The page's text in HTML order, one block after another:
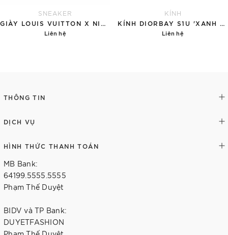
SNEAKER
Liên hệ
KÍNH
Liên hệ
THÔNG TIN
DỊCH VỤ
HÌNH THỨC THANH TOÁN
MB Bank:
64199.5555.5555
Phạm Thế Duyệt
BIDV và TP Bank:
DUYETFASHION